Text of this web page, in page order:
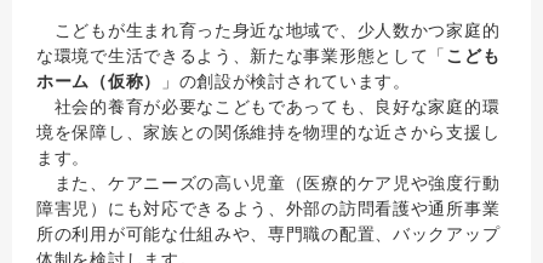
こどもが生まれ育った身近な地域で、少人数かつ家庭的
な環境で生活できるよう、新たな事業形態として「 こども
ホーム（仮称）
」の創設が検討されています。
社会的養育が必要なこどもであっても、良好な家庭的環
境を保障し、家族との関係維持を物理的な近さから支援し
ます。
また、ケアニーズの高い児童（医療的ケア児や強度行動
障害児）にも対応できるよう、外部の訪問看護や通所事業
所の利用が可能な仕組みや、専門職の配置、バックアップ